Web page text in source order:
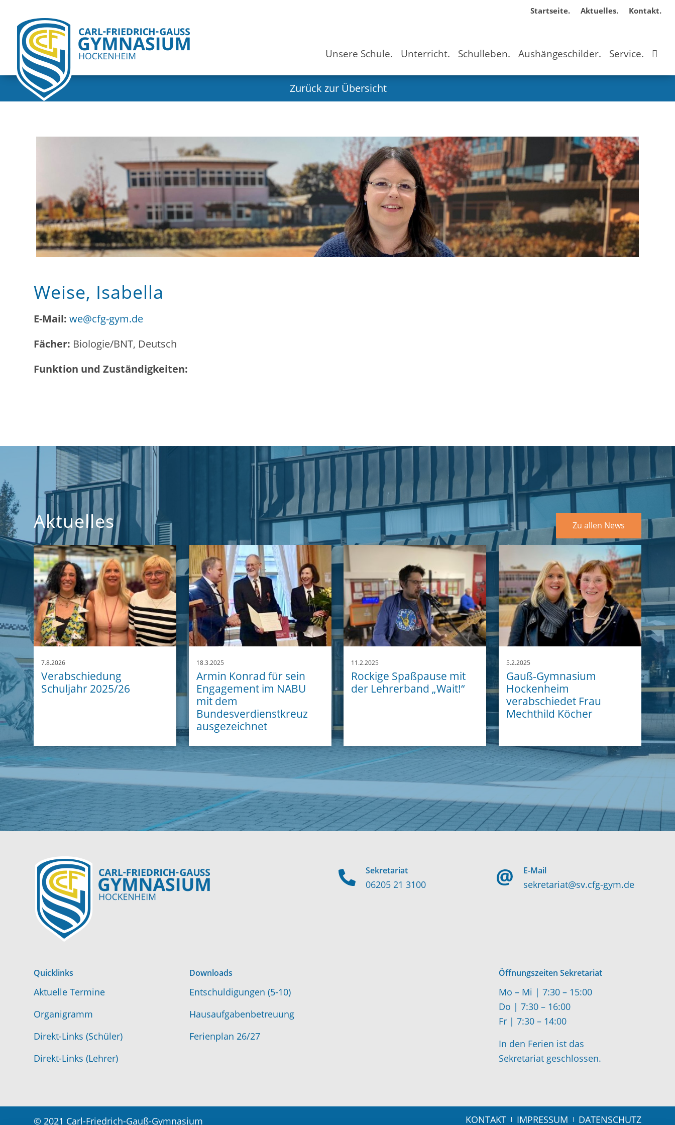
Startseite. Aktuelles. Kontakt.
Unsere Schule. Unterricht. Schulleben. Aushängeschilder. Service.
Zurück zur Übersicht
Weise, Isabella
E-Mail: we@cfg-gym.de
Fächer: Biologie/BNT, Deutsch
Funktion und Zuständigkeiten:
Aktuelles Zu allen News
7.8.2026
Verabschiedung
Schuljahr 2025/26
18.3.2025
Armin Konrad für sein
Engagement im NABU
mit dem
Bundesverdienstkreuz
ausgezeichnet
11.2.2025
Rockige Spaßpause mit
der Lehrerband „Wait!“
5.2.2025
Gauß-Gymnasium
Hockenheim
verabschiedet Frau
Mechthild Köcher
Sekretariat
06205 21 3100
E-Mail
sekretariat@sv.cfg-gym.de
Quicklinks
Aktuelle Termine
Organigramm
Direkt-Links (Schüler)
Direkt-Links (Lehrer)
Downloads
Entschuldigungen (5-10)
Hausaufgabenbetreuung
Ferienplan 26/27
Öffnungszeiten Sekretariat
Mo – Mi | 7:30 – 15:00
Do | 7:30 – 16:00
Fr | 7:30 – 14:00
In den Ferien ist das
Sekretariat geschlossen.
© 2021 Carl-Friedrich-Gauß-Gymnasium KONTAKT IMPRESSUM DATENSCHUTZ